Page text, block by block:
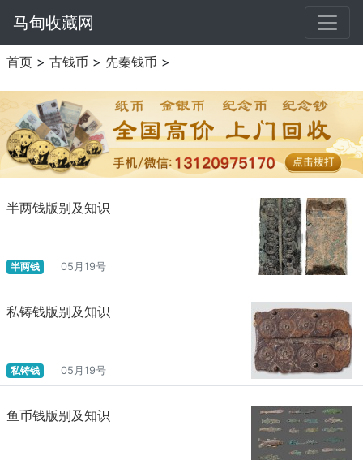
马甸收藏网
首页 > 古钱币 > 先秦钱币 >
半两钱版别及知识
半两钱 05月19号
私铸钱版别及知识
私铸钱 05月19号
鱼币钱版别及知识